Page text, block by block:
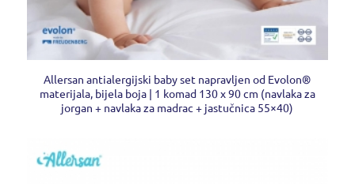
Allersan antialergijski baby set napravljen od Evolon®
materijala, bijela boja | 1 komad 130 x 90 cm (navlaka za
jorgan + navlaka za madrac + jastučnica 55×40)